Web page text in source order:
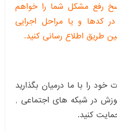
رفع مشکل شما را خواهم
کدها و یا مراحل اجرایی
طریق اطلاع رسانی کنید.
خود را با ما درمیان بگذارید
در شبکه های اجتماعی ,
کنید.